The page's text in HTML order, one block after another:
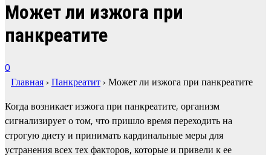
Может ли изжога при
панкреатите
0
Главная › Панкреатит › Может ли изжога при панкреатите
Когда возникает изжога при панкреатите, организм
сигнализирует о том, что пришло время переходить на
строгую диету и принимать кардинальные меры для
устранения всех тех факторов, которые и привели к ее